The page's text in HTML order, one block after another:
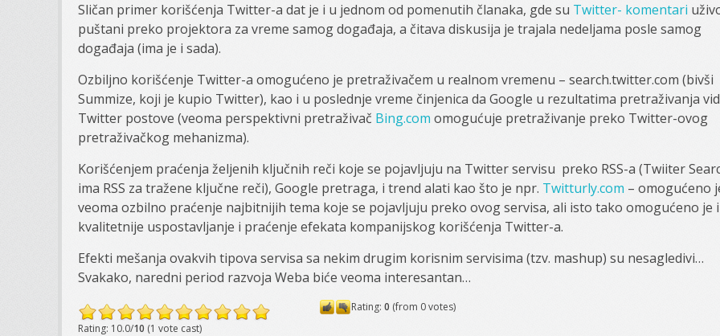
Sličan primer korišćenja Twitter-a dat je i u jednom od pomenutih članaka, gde su Twitter- komentari
puštani preko projektora za vreme samog događaja, a čitava diskusija je trajala nedeljama posle samog
događaja (ima je i sada).
Ozbiljno korišćenje Twitter-a omogućeno je pretraživačem u realnom vremenu – search.twitter.com (bivši
Summize, koji je kupio Twitter), kao i u poslednje vreme činjenica da Google u rezultatima pretraživanja
Twitter postove (veoma perspektivni pretraživač Bing.com omogućuje pretraživanje preko Twitter-ovog
pretraživačkog mehanizma).
Korišćenjem praćenja željenih ključnih reči koje se pojavljuju na Twitter servisu preko RSS-a (Twiiter
ima RSS za tražene ključne reči), Google pretraga, i trend alati kao što je npr. Twitturly.com – omogućeno
veoma ozbilno praćenje najbitnijih tema koje se pojavljuju preko ovog servisa, ali isto tako omogućeno je i
kvalitetnije uspostavljanje i praćenje efekata kompanijskog korišćenja Twitter-a.
Efekti mešanja ovakvih tipova servisa sa nekim drugim korisnim servisima (tzv. mashup) su nesagledivi…
Svakako, naredni period razvoja Weba biće veoma interesantan…
Rating: 10.0/10 (1 vote cast)
Rating: 0 (from 0 votes)